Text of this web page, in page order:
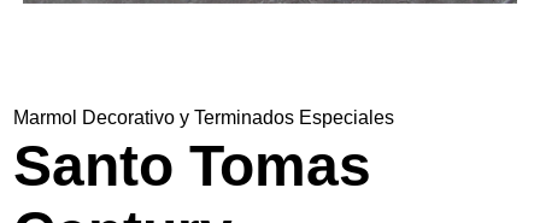
Marmol Decorativo y Terminados Especiales
Santo Tomas